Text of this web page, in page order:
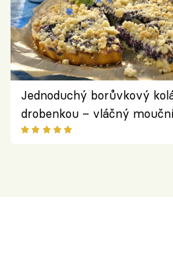
Jednoduchý borůvkový
drobenkou – vláčný
ovoce